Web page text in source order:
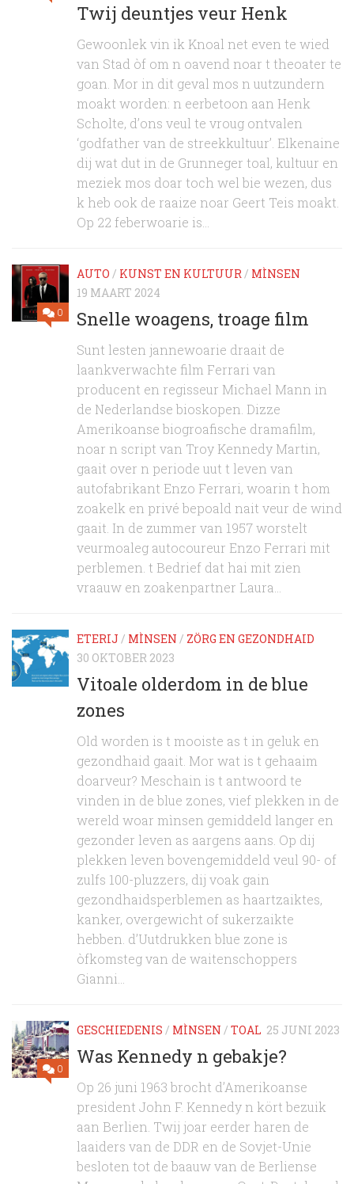
Twij deuntjes veur Henk
Gewoonlek vin ik Knoal net even te wied
van Stad òf om n oavend noar t theoater te
goan. Mor in dit geval mos n uutzundern
moakt worden: n eerbetoon aan Henk
Scholte, d’ons veul te vroug ontvalen
‘godfather van de streekkultuur’. Elkenaine
dij wat dut in de Grunneger toal, kultuur en
meziek mos doar toch wel bie wezen, dus
k heb ook de raaize noar Geert Teis moakt.
Op 22 feberwoarie is...
0
AUTO / KUNST EN KULTUUR / MÌNSEN
19 MAART 2024
Snelle woagens, troage film
Sunt lesten jannewoarie draait de
laankverwachte film Ferrari van
producent en regisseur Michael Mann in
de Nederlandse bioskopen. Dizze
Amerikoanse biogroafische dramafilm,
noar n script van Troy Kennedy Martin,
gaait over n periode uut t leven van
autofabrikant Enzo Ferrari, woarin t hom
zoakelk en privé bepoald nait veur de wind
gaait. In de zummer van 1957 worstelt
veurmoaleg autocoureur Enzo Ferrari mit
perblemen. t Bedrief dat hai mit zien
vraauw en zoakenpartner Laura...
ETERIJ / MÌNSEN / ZÖRG EN GEZONDHAID
30 OKTOBER 2023
Vitoale olderdom in de blue
zones
Old worden is t mooiste as t in geluk en
gezondhaid gaait. Mor wat is t gehaaim
doarveur? Meschain is t antwoord te
vinden in de blue zones, vief plekken in de
wereld woar mìnsen gemiddeld langer en
gezonder leven as aargens aans. Op dij
plekken leven bovengemiddeld veul 90- of
zulfs 100-pluzzers, dij voak gain
gezondhaidsperblemen as haartzaiktes,
kanker, overgewicht of sukerzaikte
hebben. d’Uutdrukken blue zone is
òfkomsteg van de waitenschoppers
Gianni...
0
GESCHIEDENIS / MÌNSEN / TOAL 25 JUNI 2023
Was Kennedy n gebakje?
Op 26 juni 1963 brocht d’Amerikoanse
president John F. Kennedy n kört bezuik
aan Berlien. Twij joar eerder haren de
laaiders van de DDR en de Sovjet-Unie
besloten tot de baauw van de Berliense